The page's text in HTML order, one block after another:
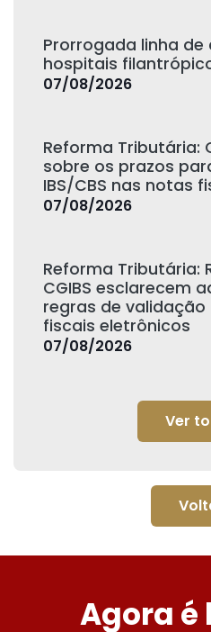
Prorrogada linha
hospitais
07/08/2026
Reforma Tributária:
sobre os prazos
IBS/CBS nas notas
07/08/2026
Reforma Tributária:
CGIBS esclarecem
regras de
fiscais eletrônicos
07/08/2026
Ver
Agora é